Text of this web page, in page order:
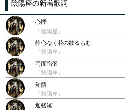
陰陽座の新着歌詞
心悸
『陰陽座』
静心なく花の散るらむ
『陰陽座』
両面宿儺
『陰陽座』
覚悟
『陰陽座』
迦楼羅